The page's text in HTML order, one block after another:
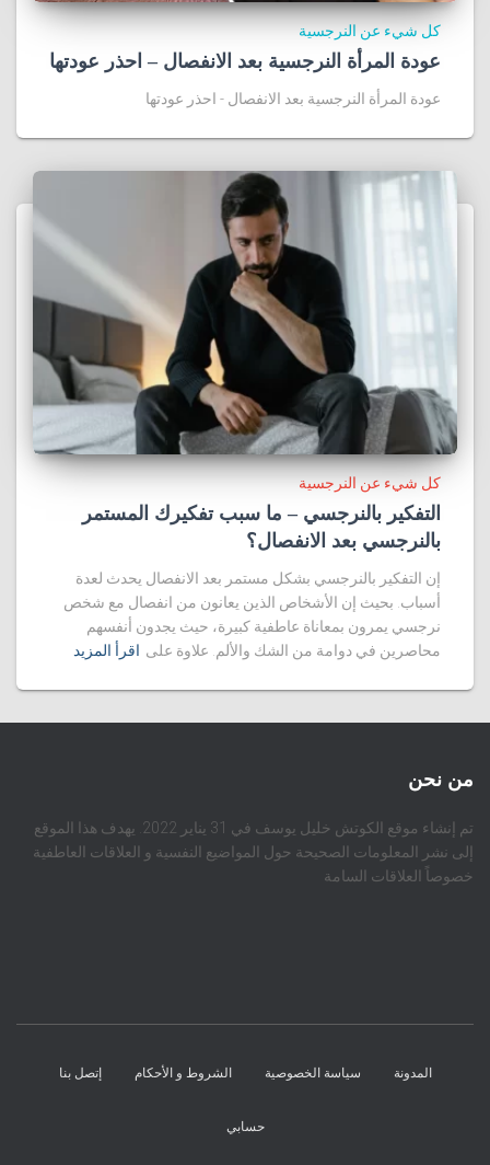
كل شيء عن النرجسية
عودة المرأة النرجسية بعد الانفصال – احذر عودتها
عودة المرأة النرجسية بعد الانفصال - احذر عودتها
كل شيء عن النرجسية
التفكير بالنرجسي – ما سبب تفكيرك المستمر
بالنرجسي بعد الانفصال؟
إن التفكير بالنرجسي بشكل مستمر بعد الانفصال يحدث لعدة
أسباب. بحيث إن الأشخاص الذين يعانون من انفصال مع شخص
نرجسي يمرون بمعاناة عاطفية كبيرة، حيث يجدون أنفسهم
محاصرين في دوامة من الشك والألم. علاوة على اقرأ المزيد
من نحن
تم إنشاء موقع الكوتش خليل يوسف في 31 يناير 2022. يهدف هذا الموقع
إلى نشر المعلومات الصحيحة حول المواضيع النفسية و العلاقات العاطفية
خصوصاً العلاقات السامة
المدونة سياسة الخصوصية الشروط و الأحكام إتصل بنا
حسابي